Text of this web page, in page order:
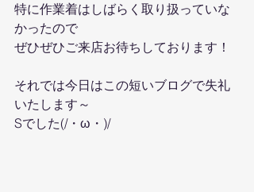
特に作業着はしばらく取り扱っていな
かったので
ぜひぜひご来店お待ちしております！
それでは今日はこの短いブログで失礼
いたします～
Sでした(/・ω・)/